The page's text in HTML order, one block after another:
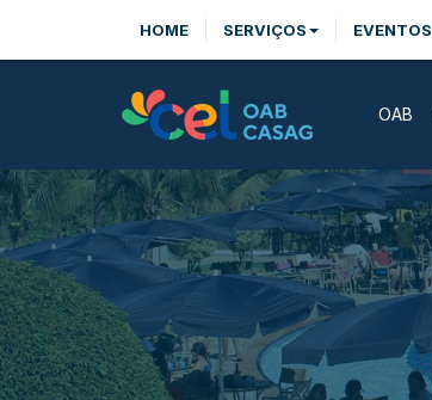
HOME SERVIÇOS EVENTOS
OAB